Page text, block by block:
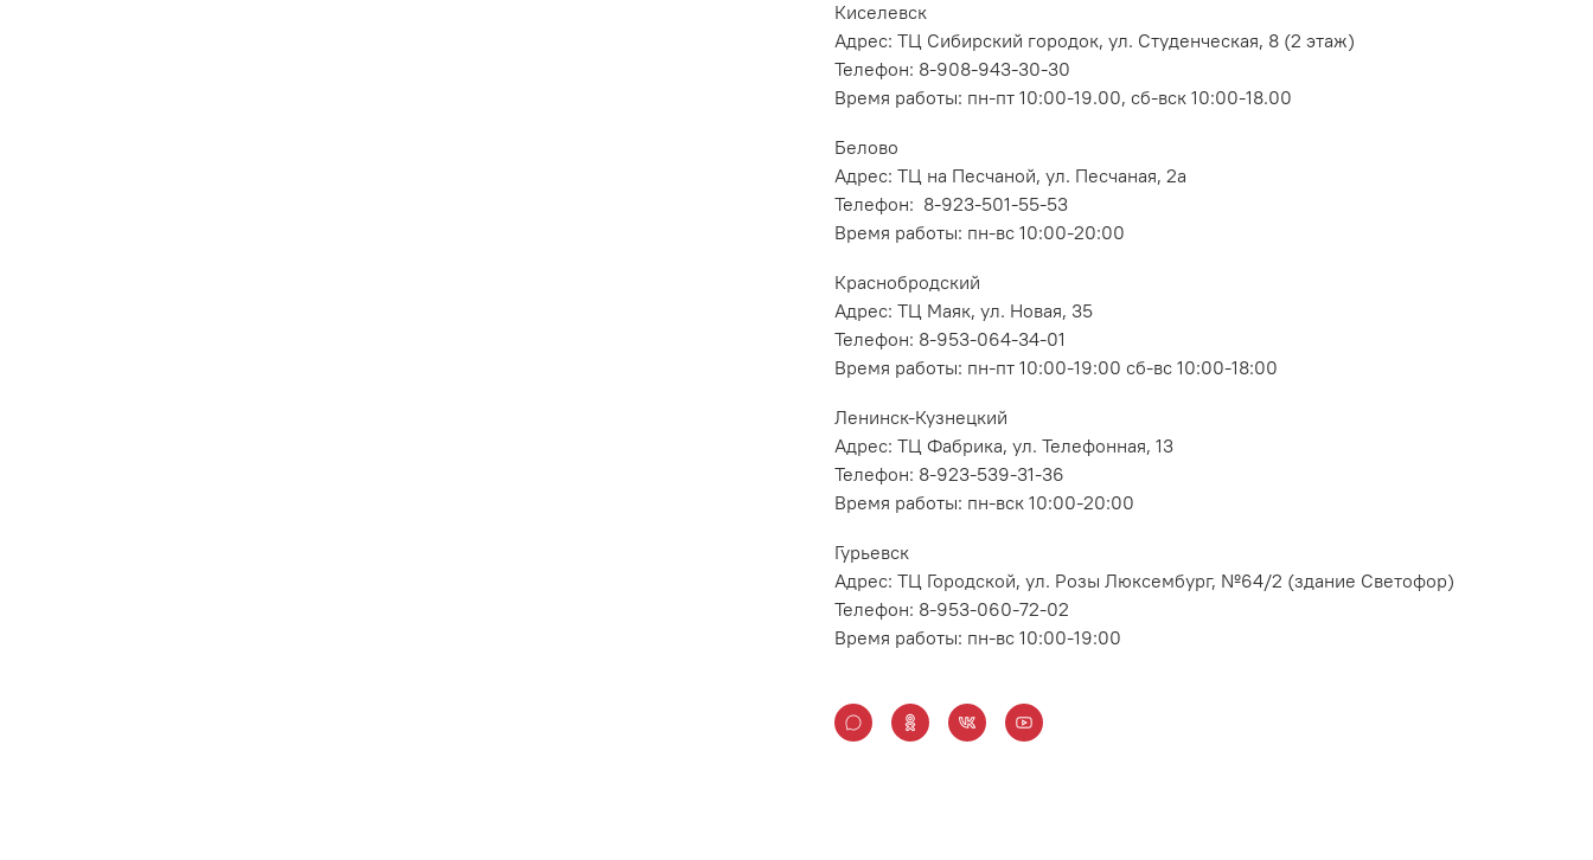
Киселевск
Адрес: ТЦ Сибирский городок, ул. Студенческая, 8 (2 этаж)
Телефон: 8-908-943-30-30
Время работы: пн-пт 10:00-19.00, сб-вск 10:00-18.00
Белово
Адрес: ТЦ на Песчаной, ул. Песчаная, 2а
Телефон: 8-923-501-55-53
Время работы: пн-вс 10:00-20:00
Краснобродский
Адрес: ТЦ Маяк, ул. Новая, 35
Телефон: 8-953-064-34-01
Время работы: пн-пт 10:00-19:00 сб-вс 10:00-18:00
Ленинск-Кузнецкий
Адрес: ТЦ Фабрика, ул. Телефонная, 13
Телефон: 8-923-539-31-36
Время работы: пн-вск 10:00-20:00
Гурьевск
Адрес: ТЦ Городской, ул. Розы Люксембург, №64/2 (здание Светофор)
Телефон: 8-953-060-72-02
Время работы: пн-вс 10:00-19:00